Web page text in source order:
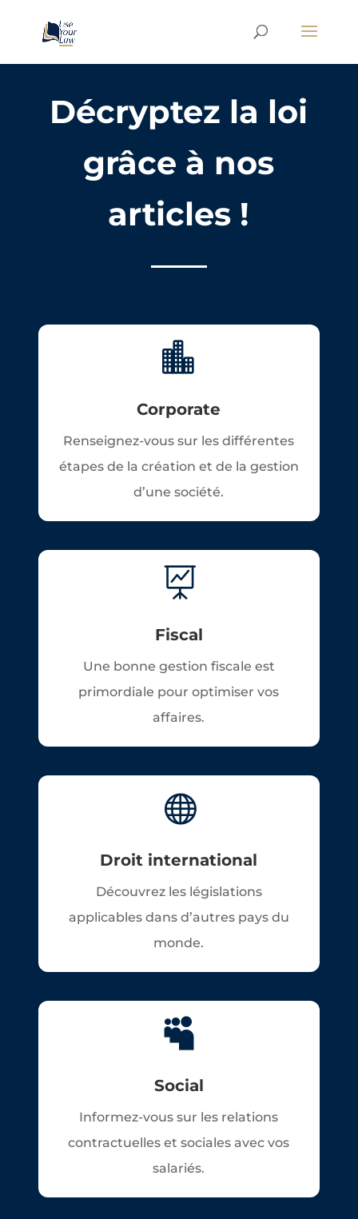
Décryptez la loi
grâce à nos
articles !

Corporate
Renseignez-vous sur les différentes
étapes de la création et de la gestion
d’une société.

Fiscal
Une bonne gestion fiscale est
primordiale pour optimiser vos
affaires.

Droit international
Découvrez les législations
applicables dans d’autres pays du
monde.

Social
Informez-vous sur les relations
contractuelles et sociales avec vos
salariés.